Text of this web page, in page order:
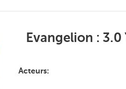
Evangelion :
Acteurs